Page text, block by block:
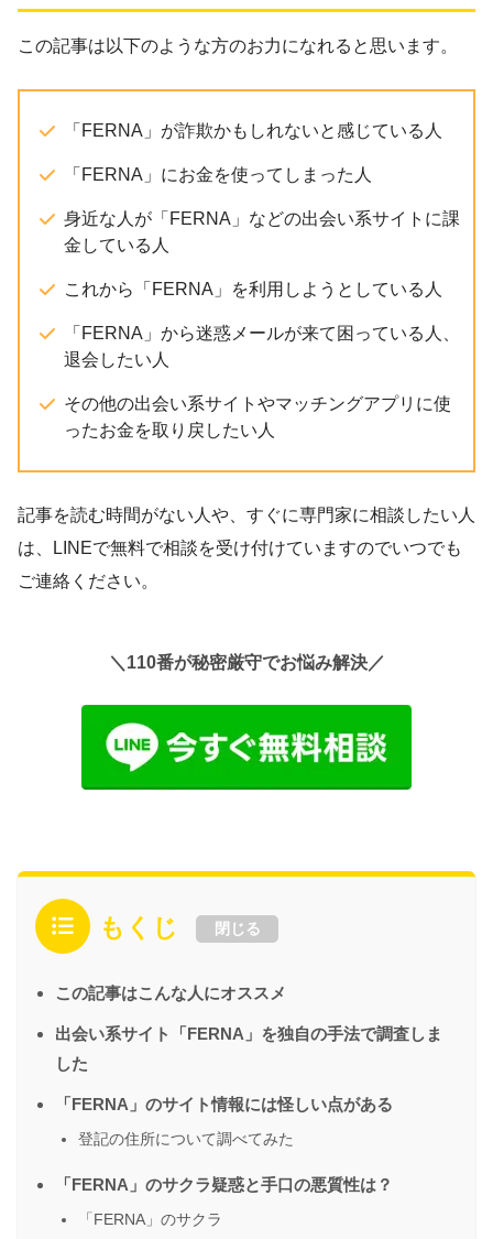
この記事は以下のような方のお力になれると思います。
「FERNA」が詐欺かもしれないと感じている人
「FERNA」にお金を使ってしまった人
身近な人が「FERNA」などの出会い系サイトに課
金している人
これから「FERNA」を利用しようとしている人
「FERNA」から迷惑メールが来て困っている人、
退会したい人
その他の出会い系サイトやマッチングアプリに使
ったお金を取り戻したい人
記事を読む時間がない人や、すぐに専門家に相談したい人
は、LINEで無料で相談を受け付けていますのでいつでも
ご連絡ください。
＼110番が秘密厳守でお悩み解決／
もくじ 閉じる
この記事はこんな人にオススメ
出会い系サイト「FERNA」を独自の手法で調査しま
した
「FERNA」のサイト情報には怪しい点がある
登記の住所について調べてみた
「FERNA」のサクラ疑惑と手口の悪質性は？
「FERNA」のサクラ